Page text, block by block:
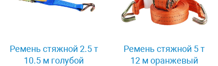
Ремень стяжной 2.5 т
10.5 м голубой
Ремень стяжной 5 т
12 м оранжевый